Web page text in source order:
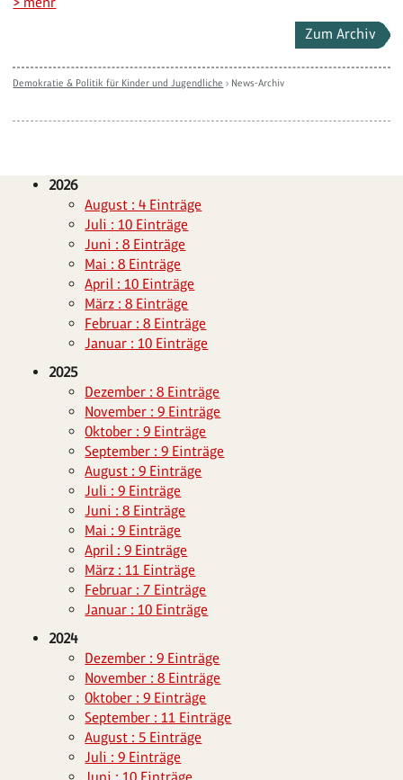
Zum Archiv
Demokratie & Politik für Kinder und Jugendliche › News-Archiv
2026
August : 4 Einträge
Juli : 10 Einträge
Juni : 8 Einträge
Mai : 8 Einträge
April : 10 Einträge
März : 8 Einträge
Februar : 8 Einträge
Januar : 10 Einträge
2025
Dezember : 8 Einträge
November : 9 Einträge
Oktober : 9 Einträge
September : 9 Einträge
August : 9 Einträge
Juli : 9 Einträge
Juni : 8 Einträge
Mai : 9 Einträge
April : 9 Einträge
März : 11 Einträge
Februar : 7 Einträge
Januar : 10 Einträge
2024
Dezember : 9 Einträge
November : 8 Einträge
Oktober : 9 Einträge
September : 11 Einträge
August : 5 Einträge
Juli : 9 Einträge
Juni : 10 Einträge